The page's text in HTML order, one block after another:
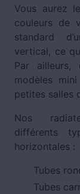
Vous aurez
couleurs de
standard
vertical, ce
Par ailleurs,
modèles
petites salles
Nos
différents
horizontales :
Tubes
Tubes